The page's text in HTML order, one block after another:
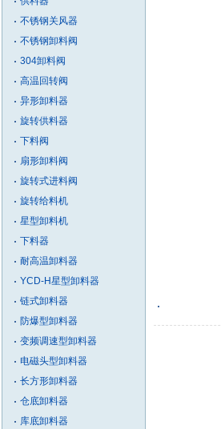
不锈钢关风器
不锈钢卸料阀
304卸料阀
高温回转阀
异形卸料器
旋转供料器
下料阀
扇形卸料阀
旋转式进料阀
旋转给料机
星型卸料机
下料器
耐高温卸料器
YCD-H星型卸料器
链式卸料器
防爆型卸料器
变频调速型卸料器
电磁头型卸料器
长方形卸料器
仓底卸料器
库底卸料器